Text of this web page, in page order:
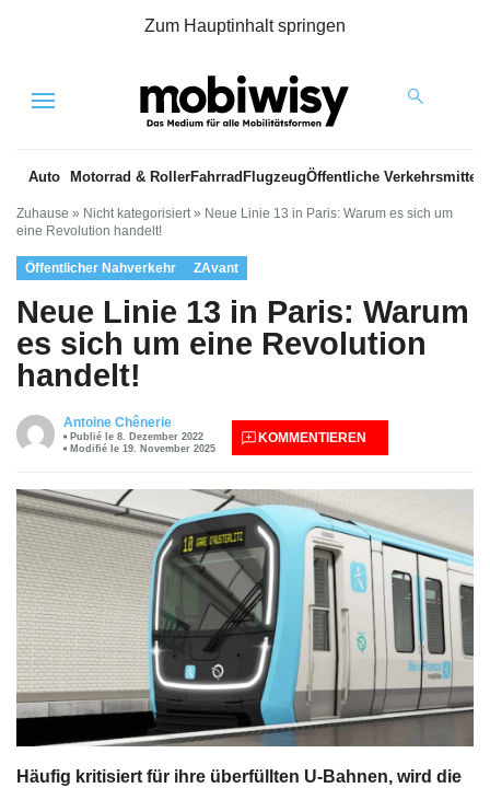
Zum Hauptinhalt springen
Menu
Auto Motorrad & RollerFahrrad FlugzeugÖffentliche Verkehrsmittel
Zuhause » Nicht kategorisiert » Neue Linie 13 in Paris: Warum es sich um
eine Revolution handelt!
Öffentlicher Nahverkehr ZAvant
Neue Linie 13 in Paris: Warum
es sich um eine Revolution
handelt!
Antoine Chênerie
Publié le 8. Dezember 2022
Modifié le 19. November 2025
KOMMENTIEREN
Häufig kritisiert für ihre überfüllten U-Bahnen, wird die